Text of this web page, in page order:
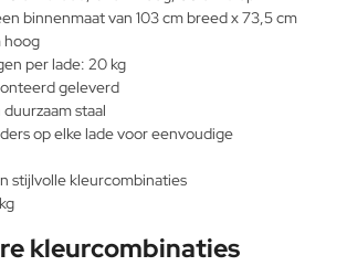
binnenmaat van 103 cm breed x 73,5 cm
hoog
per lade: 20 kg
geleverd
staal
op elke lade voor eenvoudige
stijlvolle kleurcombinaties
kleurcombinaties